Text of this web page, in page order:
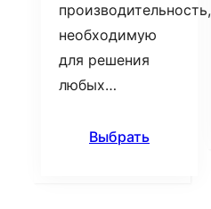
производительность,
необходимую
для решения
любых…
Выбрать